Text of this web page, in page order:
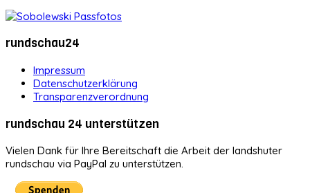
rundschau24
Impressum
Datenschutzerklärung
Transparenzverordnung
rundschau 24 unterstützen
Vielen Dank für Ihre Bereitschaft die Arbeit der landshuter
rundschau via PayPal zu unterstützen.